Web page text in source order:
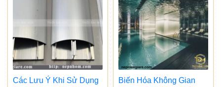
Các Lưu Ý Khi Sử Dụng
Biến Hóa Không Gian